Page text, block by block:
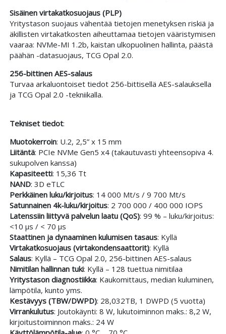
Sisäinen virtakatkosuojaus (PLP)
Yritystason suojaus vähentää tietojen menetyksen riskiä ja
äkillisten virtakatkosten aiheuttamaa tietojen vääristymisen
vaaraa: NVMe-MI 1.2b, kaistan ulkopuolinen hallinta, päästä
päähän -datasuojaus, TCG Opal 2.0.
256-bittinen AES-salaus
Turvaa arkaluontoiset tiedot 256-bittisellä AES-salauksella
ja TCG Opal 2.0 -tekniikalla.
Tekniset tiedot:
Muotokerroin: U.2, 2,5” x 15 mm
Liitäntä: PCIe NVMe Gen5 x4 (takautuvasti yhteensopiva 4.
sukupolven kanssa)
Kapasiteetti: 15,36 Tt
NAND: 3D eTLC
Perkkäinen luku/kirjoitus: 14 000 Mt/s / 9 700 Mt/s
Satunnainen 4k-luku/kirjoitus: 2 700 000 / 400 000 IOPS
Latenssiin liittyvä palvelun laatu (QoS): 99 % – luku/kirjoitus:
<10 µs / < 70 µs
Staattinen ja dynaaminen kulumisen tasaus: Kyllä
Virtakatkosuojaus (virtakondensaattorit): Kyllä
Salaus: Kyllä – TCG Opal 2.0, 256-bittinen AES-salaus
Nimitilan hallinnan tuki: Kyllä – 128 tuettua nimitilaa
Yritystason diagnostiikka: Kaukomittaus, median kuluminen,
lämpötila, kunto yms.
Kestävyys (TBW/DWPD): 28,032TB, 1 DWPD (5 vuotta)
Virrankulutus: Joutokäynti: 8 W, lukutoiminnon maks.: 8,2 W,
kirjoitustoiminnon maks.: 24 W